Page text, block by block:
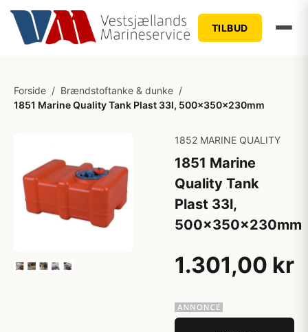
TILBUD
Forside / Brændstoftanke & dunke /
1851 Marine Quality Tank Plast 33l, 500x350x230mm
1852 MARINE QUALITY
1851 Marine
Quality Tank
Plast 33l,
500x350x230mm
1.301,00 kr